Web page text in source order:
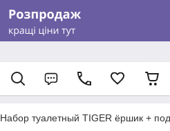
Набор туалетный TIGER ёршик +